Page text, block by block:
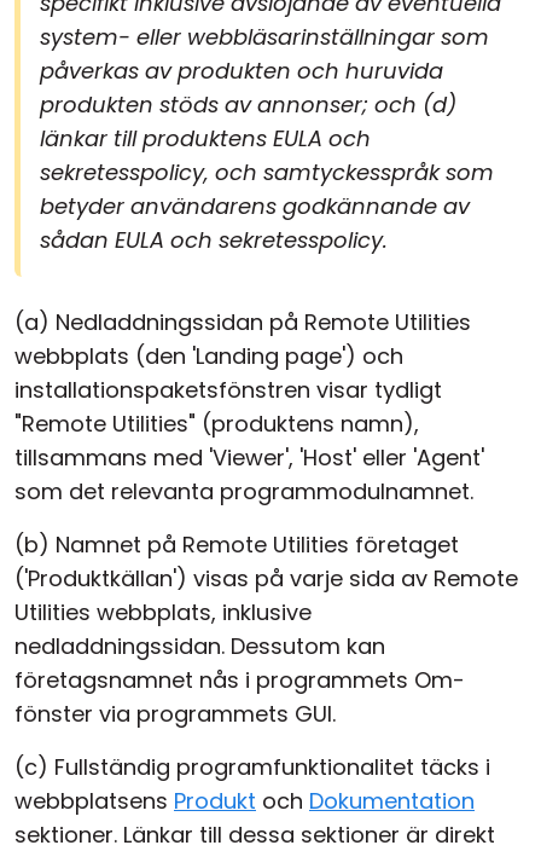
system- eller webbläsarinställningar som
påverkas av produkten och huruvida
produkten stöds av annonser; och (d)
länkar till produktens EULA och
sekretesspolicy, och samtyckesspråk som
betyder användarens godkännande av
sådan EULA och sekretesspolicy.
(a) Nedladdningssidan på Remote Utilities
webbplats (den 'Landing page') och
installationspaketsfönstren visar tydligt
"Remote Utilities" (produktens namn),
tillsammans med 'Viewer', 'Host' eller 'Agent'
som det relevanta programmodulnamnet.
(b) Namnet på Remote Utilities företaget
('Produktkällan') visas på varje sida av Remote
Utilities webbplats, inklusive
nedladdningssidan. Dessutom kan
företagsnamnet nås i programmets Om-
fönster via programmets GUI.
(c) Fullständig programfunktionalitet täcks i
webbplatsens Produkt och Dokumentation
sektioner. Länkar till dessa sektioner är direkt